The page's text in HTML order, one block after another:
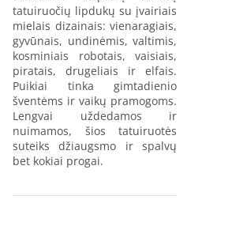
tatuiruočių lipdukų su įvairiais
mielais dizainais: vienaragiais,
gyvūnais, undinėmis, valtimis,
kosminiais robotais, vaisiais,
piratais, drugeliais ir elfais.
Puikiai tinka gimtadienio
šventėms ir vaikų pramogoms.
Lengvai uždedamos ir
nuimamos, šios tatuiruotės
suteiks džiaugsmo ir spalvų
bet kokiai progai.